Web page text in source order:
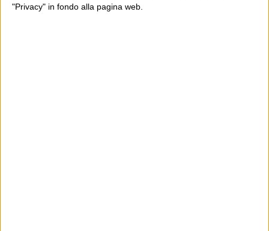
"Privacy" in fondo alla pagina web.